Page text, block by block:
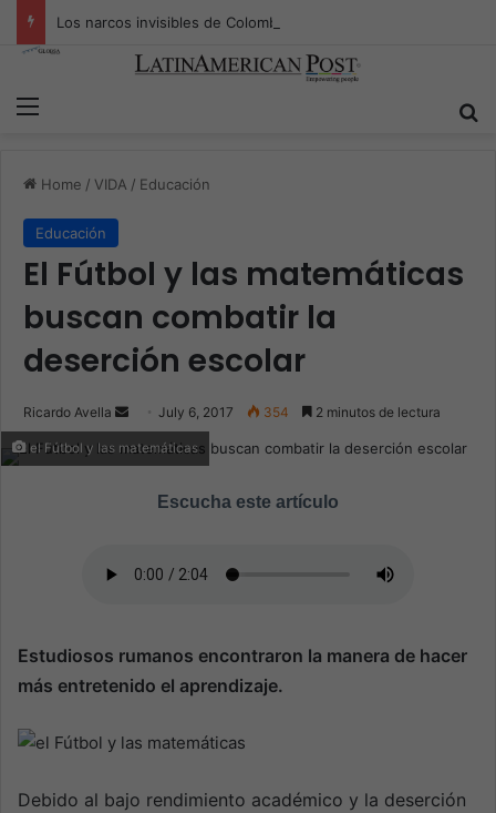
Home / VIDA / Educación
Educación
El Fútbol y las matemáticas
buscan combatir la
deserción escolar
Ricardo Avella
n
e
l
July 6, 2017 354 2 minutos de lectura
el Fútbol y las matemáticas
Escucha este artículo
Estudiosos rumanos encontraron la manera de hacer
más entretenido el aprendizaje.
Debido al bajo rendimiento académico y la deserción